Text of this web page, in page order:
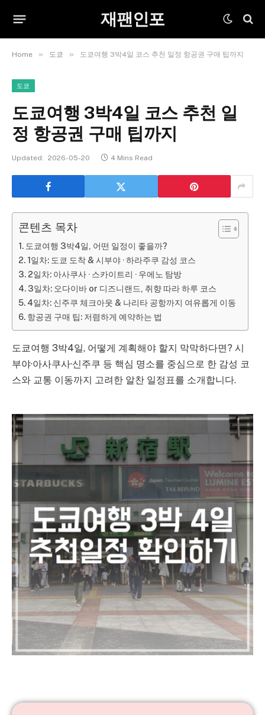
재팬인포
Home » 도쿄 » 도쿄여행 3박4일 코스 추천 일정 항공권 구매 팁까지
도쿄
도쿄여행 3박4일 코스 추천 일
정 항공권 구매 팁까지
Updated: 2026-05-20 4 Mins Read
콘텐츠 목차
도쿄여행 3박4일, 어떤 일정이 좋을까?
1일차: 도쿄 도착 & 시부야 · 하라주쿠 감성 코스
2일차: 아사쿠사 · 스카이트리 · 우에노 탐방
3일차: 오다이바 or 디즈니랜드, 취향 따라 하루 코스
4일차: 신주쿠 체크아웃 & 나리타 공항까지 여유롭게 이동
항공권 구매 팁: 저렴하게 예약하는 법
도쿄여행 3박4일, 어떻게 계획해야 할지 막막하다면? 시
부야·아사쿠사·신주쿠 등 핵심 명소를 중심으로 한 감성 코
스와 교통 이동까지 고려한 알찬 일정표를 소개합니다.